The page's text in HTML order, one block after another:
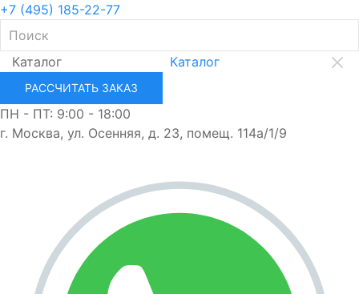
+7 (495) 185-22-77
Каталог Каталог
РАССЧИТАТЬ ЗАКАЗ
ПН - ПТ: 9:00 - 18:00
г. Москва, ул. Осенняя, д. 23, помещ. 114а/1/9